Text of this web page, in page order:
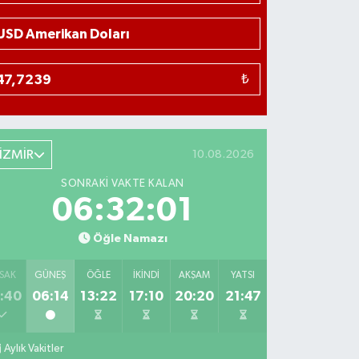
₺
İZMİR 10.08.2026
SONRAKI VAKTE KALAN
06:32:01
Öğle Namazı
GÜNEŞ
06:14
ÖĞLE
13:22
İKINDI
17:10
AKŞAM
20:20
YATSI
21:47
Aylık Vakitler